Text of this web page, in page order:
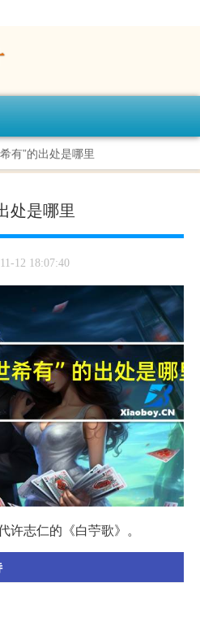
有”的出处是哪里
处是哪里
12 18:07:40
许志仁的《白苧歌》。